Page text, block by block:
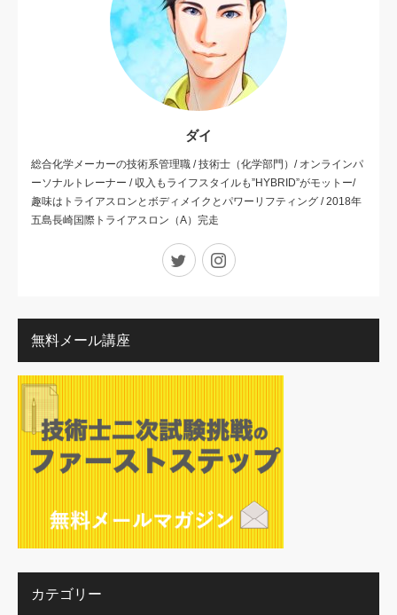
ダイ
総合化学メーカーの技術系管理職 / 技術士（化学部門）/ オンラインパ
ーソナルトレーナー / 収入もライフスタイルも”HYBRID”がモットー/
趣味はトライアスロンとボディメイクとパワーリフティング / 2018年
五島長崎国際トライアスロン（A）完走
Twitter Instagram
無料メール講座
カテゴリー